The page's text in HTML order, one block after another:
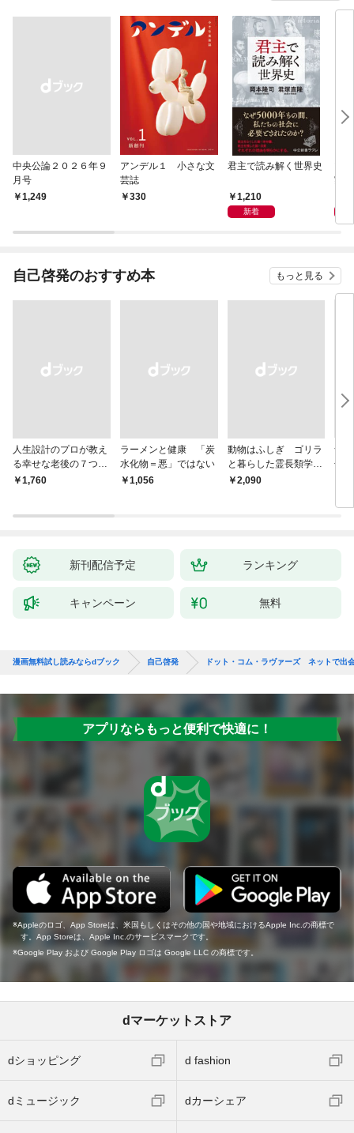
中央公論２０２６年９
月号
￥1,249
アンデル１ 小さな文
芸誌
330
君主で読み解く世界史
1,210
新着
実
自己啓発のおすすめ本 もっと見る
人生設計のプロが教え
る幸せな老後の７つの
条件
￥1,760
ラーメンと健康 「炭
水化物＝悪」ではない
￥1,056
動物はふしぎ ゴリラ
と暮らした霊長類学者
と、アザラシと泳いだ
￥2,090
食
冊
新刊配信予定 ランキング
キャンペーン 無料
漫画無料試し読みならdブック 自己啓発 ドット・コム・ラヴァーズ ネットで出
アプリならもっと便利で快適に！
Appleのロゴ、App Storeは、米国もしくはその他の国や地域におけるApple Inc.の商標で
す。App Storeは、Apple Inc.のサービスマークです。
Google Play および Google Play ロゴは Google LLC の商標です。
dマーケットストア
dショッピング d fashion
dミュージック dカーシェア